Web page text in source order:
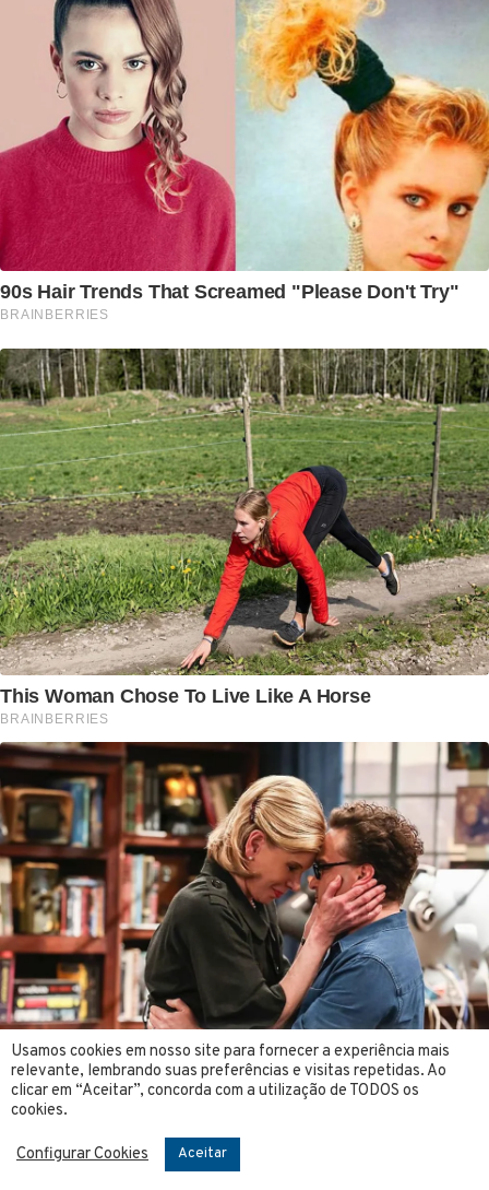
Usamos cookies em nosso site para fornecer a experiência mais
relevante, lembrando suas preferências e visitas repetidas. Ao
clicar em “Aceitar”, concorda com a utilização de TODOS os
cookies.
Configurar Cookies Aceitar